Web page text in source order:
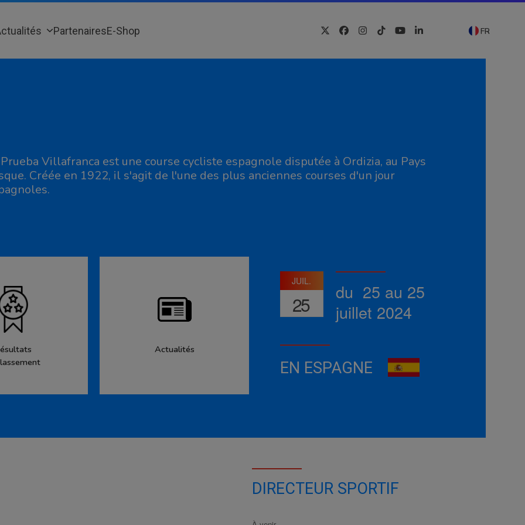
PartenairesE-Shop TwitterFacebook
Instagram
TiktokYouTubeLinkedIn FR
Villafranca est une course cycliste espagnole disputée à Ordizia, au Pays
Créée en 1922, il s'agit de l'une des plus anciennes courses d'un jour
Actualités
JUIL.
25
du 25 au 25
juillet 2024
EN ESPAGNE
DIRECTEUR SPORTIF